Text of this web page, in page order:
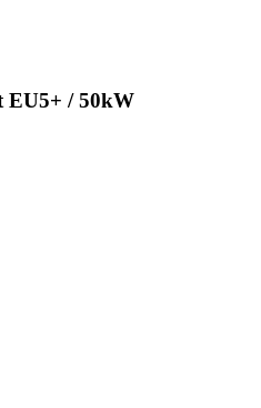
/ 50kW